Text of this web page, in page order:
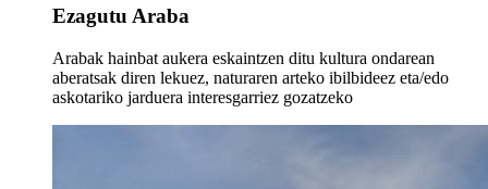
Ezagutu Araba
Arabak hainbat aukera eskaintzen ditu kultura ondarean
aberatsak diren lekuez, naturaren arteko ibilbideez eta/edo
askotariko jarduera interesgarriez gozatzeko